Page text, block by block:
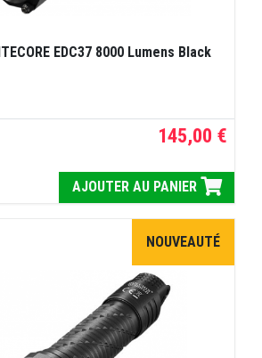
EDC37 8000 Lumens Black
145,00 €
AJOUTER AU PANIER
NOUVEAUTÉ